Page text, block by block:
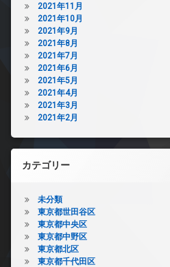
2021年11月
2021年10月
2021年9月
2021年8月
2021年7月
2021年6月
2021年5月
2021年4月
2021年3月
2021年2月
カテゴリー
未分類
東京都世田谷区
東京都中央区
東京都中野区
東京都北区
東京都千代田区